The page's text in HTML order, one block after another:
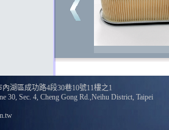
湖區成功路4段30巷10號11樓之1
30, Sec. 4, Cheng Gong Rd.,Neihu District, Taipei